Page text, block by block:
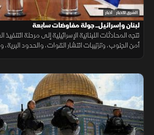
الشرق للأخبار أخبار
لبنان وإسرائيل.. جولة مفاوضات سابعة
تتجه المحادثات اللبنانية الإسرائيلية إلى مرحلة
أمن الجنوب، وترتيبات انتشار القوات، والحدود